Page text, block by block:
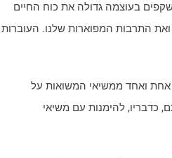
בעוצמה גדולה את כוח החיים
התרבות המפוארות שלנו. העוברות
ואחד ממשיאי המשואות על
כדבריו, להימנות עם משיאי